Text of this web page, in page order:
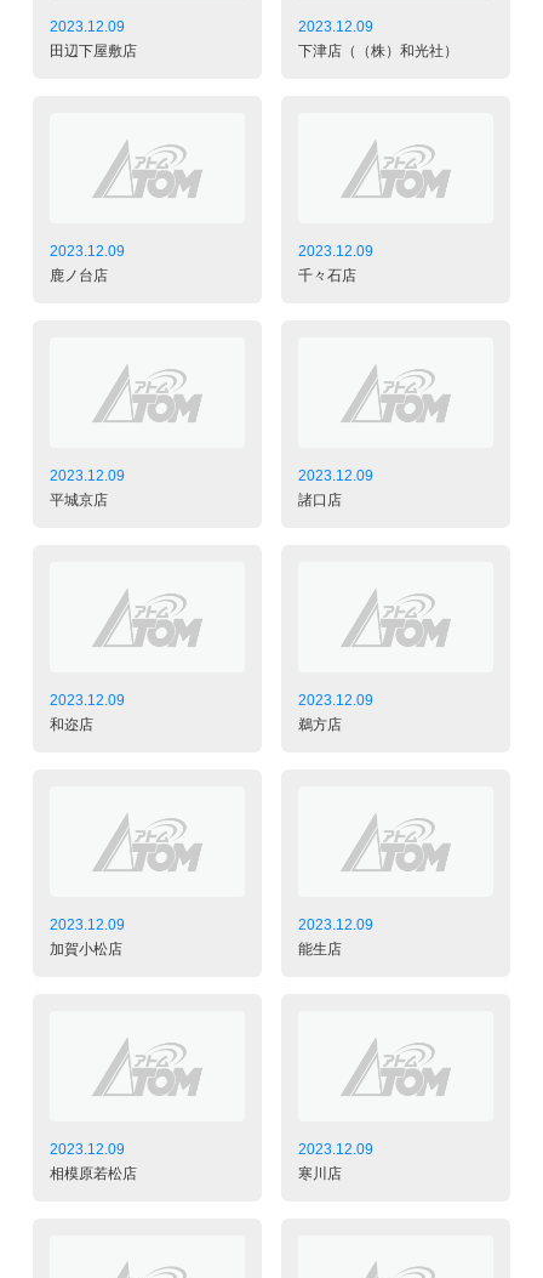
2023.12.09
田辺下屋敷店
2023.12.09
下津店（（株）和光社）
2023.12.09
鹿ノ台店
2023.12.09
千々石店
2023.12.09
平城京店
2023.12.09
諸口店
2023.12.09
和迩店
2023.12.09
鵜方店
2023.12.09
加賀小松店
2023.12.09
能生店
2023.12.09
相模原若松店
2023.12.09
寒川店